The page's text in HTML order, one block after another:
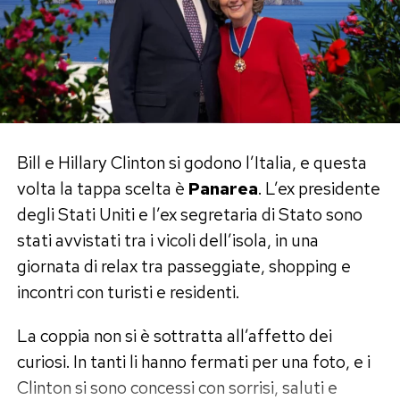
nella quale nessuno protegge apertamente
nessuno, ma tutti trovano una buona ragione
per voltarsi dall’altra parte. Il produttore teme
di perdere il film, l’agente il cliente, il giornalista
l’accesso alle star e la presunta vittima la
La nuova strategia delle star:
negare e aspettare
Dopo il #MeToo, la gestione degli scandali è
cambiata. Alle lunghe interviste riparatorie e
molto più semplice: negare in poche righe,
evitare altre dichiarazioni e attendere che
l’attenzione si sposti altrove.
mail citate dalle ricostruzioni giornalistiche,
avrebbe dovuto attirare meno attenzioni
rispetto ad altre soluzioni.
Le distanze dal giro di Epstein e
l’ultima telefonata
Pur mantenendo un rapporto personale con
Epstein, Shuliak avrebbe cercato di prendere le
distanze dalle attività che ruotavano attorno al
finanziere. In una comunicazione riportata dalla
favore divertiti, ma tienimi lontana da tutto
questo», riferendosi al suo giro di giovani donne.
Bill e Hillary Clinton si godono l’Italia, e questa
volta la tappa scelta è Panarea. L’ex presidente
degli Stati Uniti e l’ex segretaria di Stato sono
stati avvistati tra i vicoli dell’isola, in una
giornata di relax tra passeggiate, shopping e
incontri con turisti e residenti.
La coppia non si è sottratta all’affetto dei
curiosi. In tanti li hanno fermati per una foto, e i
Clinton si sono concessi con sorrisi, saluti e